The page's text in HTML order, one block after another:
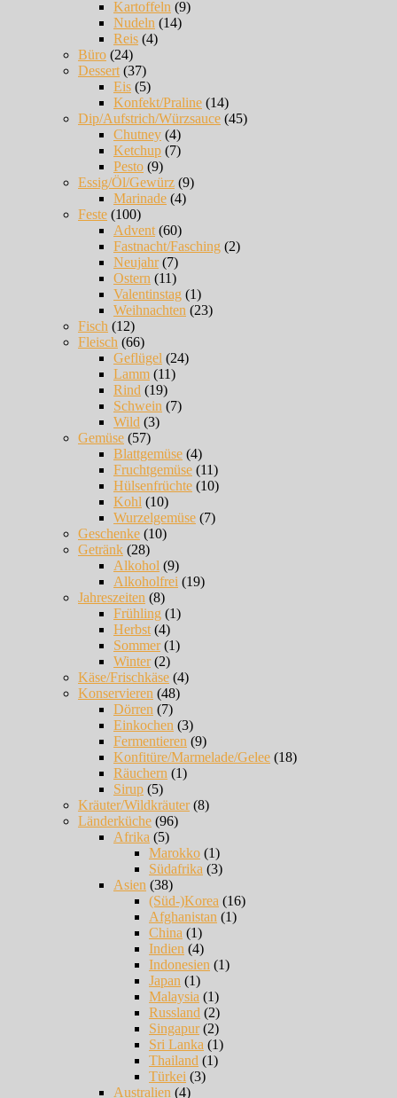
Kartoffeln (9)
Nudeln (14)
Reis (4)
Büro (24)
Dessert (37)
Eis (5)
Konfekt/Praline (14)
Dip/Aufstrich/Würzsauce (45)
Chutney (4)
Ketchup (7)
Pesto (9)
Essig/Öl/Gewürz (9)
Marinade (4)
Feste (100)
Advent (60)
Fastnacht/Fasching (2)
Neujahr(7)
Ostern (11)
Valentinstag (1)
Weihnachten (23)
Fisch (12)
Fleisch (66)
Geflügel (24)
Lamm (11)
Rind (19)
Schwein (7)
Wild (3)
Gemüse (57)
Blattgemüse (4)
Fruchtgemüse (11)
Hülsenfrüchte (10)
Kohl (10)
Wurzelgemüse (7)
Geschenke (10)
Getränk (28)
Alkohol (9)
Alkoholfrei (19)
Jahreszeiten (8)
Frühling (1)
Herbst (4)
Sommer(1)
Winter(2)
Käse/Frischkäse (4)
Konservieren (48)
Dörren (7)
Einkochen (3)
Fermentieren (9)
Konfitüre/Marmelade/Gelee (18)
Räuchern (1)
Sirup (5)
Kräuter/Wildkräuter(8)
Länderküche (96)
Afrika (5)
Marokko (1)
Südafrika (3)
Asien (38)
(Süd-)Korea (16)
Afghanistan (1)
China (1)
Indien (4)
Indonesien (1)
Japan (1)
Malaysia (1)
Russland (2)
Singapur(2)
Sri Lanka (1)
Thailand (1)
Türkei (3)
Australien (4)